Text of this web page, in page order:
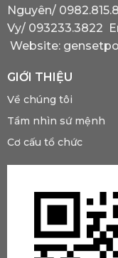
Nguyên/
Vy/ 093233.3822
Website:
GIỚI THIỆU
Về chúng tôi
Tầm nhìn sứ mệnh
Cơ cấu tổ chức